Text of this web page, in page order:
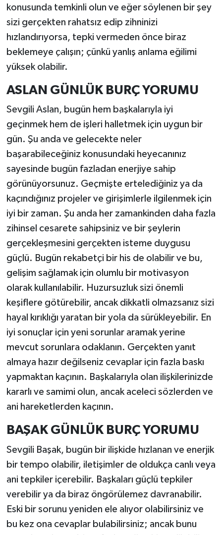
konusunda temkinli olun ve eğer söylenen bir şey
sizi gerçekten rahatsız edip zihninizi
hızlandırıyorsa, tepki vermeden önce biraz
beklemeye çalışın; çünkü yanlış anlama eğilimi
yüksek olabilir.
ASLAN GÜNLÜK BURÇ YORUMU
Sevgili Aslan, bugün hem başkalarıyla iyi
geçinmek hem de işleri halletmek için uygun bir
gün. Şu anda ve gelecekte neler
başarabileceğiniz konusundaki heyecanınız
sayesinde bugün fazladan enerjiye sahip
görünüyorsunuz. Geçmişte ertelediğiniz ya da
kaçındığınız projeler ve girişimlerle ilgilenmek için
iyi bir zaman. Şu anda her zamankinden daha fazla
zihinsel cesarete sahipsiniz ve bir şeylerin
gerçekleşmesini gerçekten isteme duygusu
güçlü. Bugün rekabetçi bir his de olabilir ve bu,
gelişim sağlamak için olumlu bir motivasyon
olarak kullanılabilir. Huzursuzluk sizi önemli
keşiflere götürebilir, ancak dikkatli olmazsanız sizi
hayal kırıklığı yaratan bir yola da sürükleyebilir. En
iyi sonuçlar için yeni sorunlar aramak yerine
mevcut sorunlara odaklanın. Gerçekten yanıt
almaya hazır değilseniz cevaplar için fazla baskı
yapmaktan kaçının. Başkalarıyla olan ilişkilerinizde
kararlı ve samimi olun, ancak aceleci sözlerden ve
ani hareketlerden kaçının.
BAŞAK GÜNLÜK BURÇ YORUMU
Sevgili Başak, bugün bir ilişkide hızlanan ve enerjik
bir tempo olabilir, iletişimler de oldukça canlı veya
ani tepkiler içerebilir. Başkaları güçlü tepkiler
verebilir ya da biraz öngörülemez davranabilir.
Eski bir sorunu yeniden ele alıyor olabilirsiniz ve
bu kez ona cevaplar bulabilirsiniz; ancak bunu